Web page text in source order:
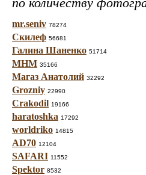
mr.seniv 78274
Скилеф 56681
Галина Шаненко 51714
МНМ 35166
Магаз Анатолий 32292
Grozniy 22990
Crakodil 19166
haratoshka 17292
worldriko 14815
AD70 12104
SAFARI 11552
Spektor 8532